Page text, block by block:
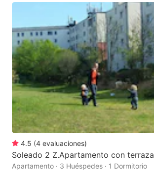
4.5 (4 evaluaciones)
Soleado 2 Z.Apartamento con terraza
Apartamento · 3 Huéspedes · 1 Dormitorio